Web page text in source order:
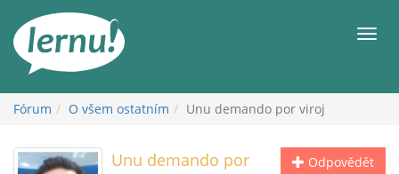
obsahu
Fórum O všem ostatním Unu demando por viroj
Odpovědět
Unu demando por